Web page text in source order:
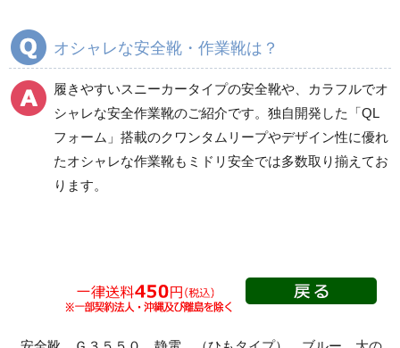
半長靴
つま先保護性能なし
半長靴
一般作業安全靴・ゴム1
層底
短靴
つま先保護性能なし
プロスニーカー
紐タイプ
オシャレな安全靴・作業靴は？
履きやすいスニーカータイプの安全靴や、
カラフルでオ
シャレな安全作業靴のご紹介です。独自開発した「QL
フォーム」搭載のクワンタムリープやデザイン性に優れ
たオシャレな作業靴もミドリ安全では多数取り揃えてお
ります。